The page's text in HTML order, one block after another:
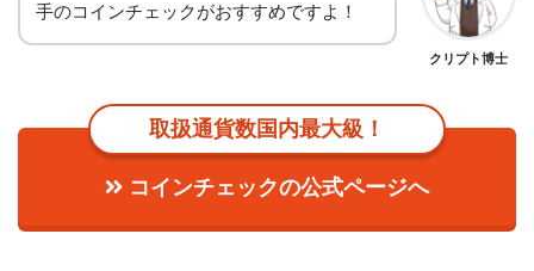
手のコインチェックがおすすめですよ！
クリプト博士
取扱通貨数国内最大級！
コインチェックの公式ページへ